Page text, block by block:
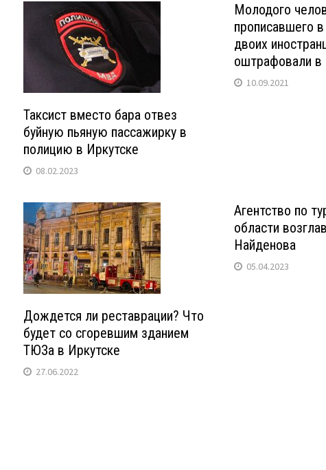
Таксист вместо бара отвез
буйную пьяную пассажирку в
полицию в Иркутске
08.02.2023
Молодого
прописавшего
двоих
оштрафовали в
10.09.2021
Дождется ли реставрации? Что
будет со сгоревшим зданием
ТЮЗа в Иркутске
27.06.2022
Агентство по
области
Найденова
05.04.2023